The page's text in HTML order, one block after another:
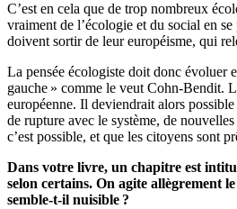
C’est en cela que de trop nombreux
vraiment de l’écologie et du social en
doivent sortir de leur européisme, qui
La pensée écologiste doit donc évoluer
gauche » comme le veut Cohn-Bendit.
européenne. Il deviendrait alors
de rupture avec le système, de
c’est possible, et que les citoyens sont
Dans votre livre, un chapitre est
selon certains. On agite allègrement
semble-t-il nuisible ?